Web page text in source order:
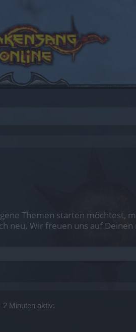
Themen starten möchtest,
neu. Wir freuen uns auf
2 Minuten aktiv: